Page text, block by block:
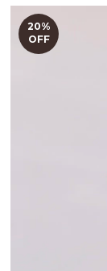
20%
OFF